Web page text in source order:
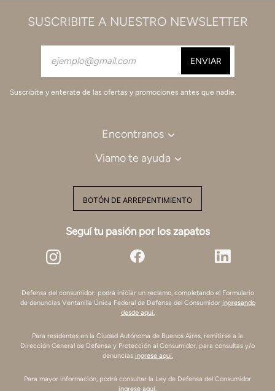
SUSCRIBITE A NUESTRO NEWSLETTER
Suscribite y enterate de las ofertas y promociones antes que nadie.
Encontranos
Viamo te ayuda
BOTÓN DE ARREPENTIMIENTO
Seguí tu pasión por los zapatos
Defensa del consumidor: podrá iniciar un reclamo, completando el Formulario
de denuncias Ventanilla Única Federal de Defensa del Consumidor ingresando
desde aquí.
Para residentes en la Ciudad Autónoma de Buenos Aires, remitirse a la
Dirección General de Defensa y Protección al Consumidor, para consultas y/o
denuncias ingrese aquí.
Para mayor información, podrá consultar la Ley de Defensa del Consumidor
ingrese aquí.